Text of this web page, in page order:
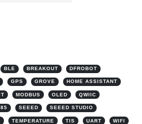
BLE BREAKOUT DFROBOT
GPS GROVE HOME ASSISTANT
MODBUS OLED QWIIC
SEEED SEEED STUDIO
TEMPERATURE TIS UART WIFI